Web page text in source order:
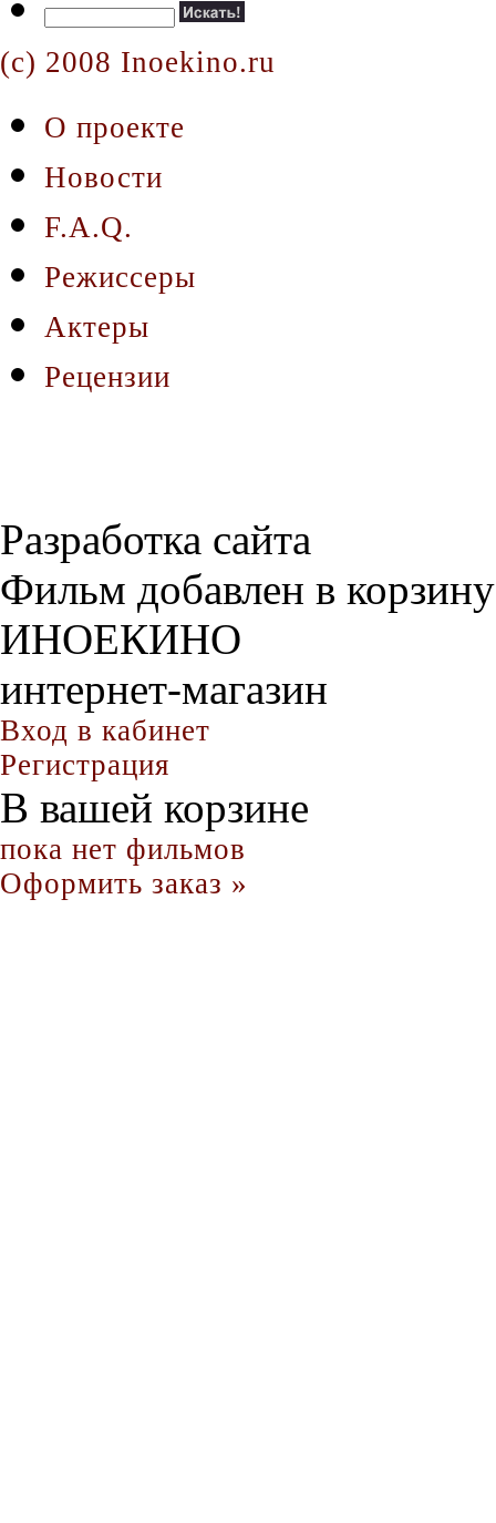
(c) 2008 Inoekino.ru
О проекте
Новости
F.A.Q.
Режиссеры
Актеры
Рецензии
Разработка сайта
Фильм добавлен в корзину
ИНОЕКИНО
интернет-магазин
Вход в кабинет
Регистрация
В вашей корзине
пока нет фильмов
Оформить заказ »